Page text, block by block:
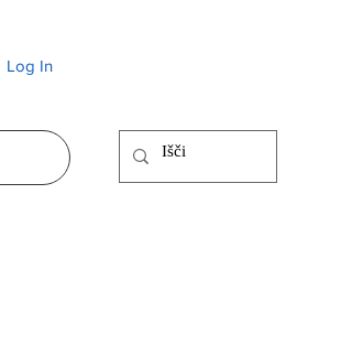
Log In